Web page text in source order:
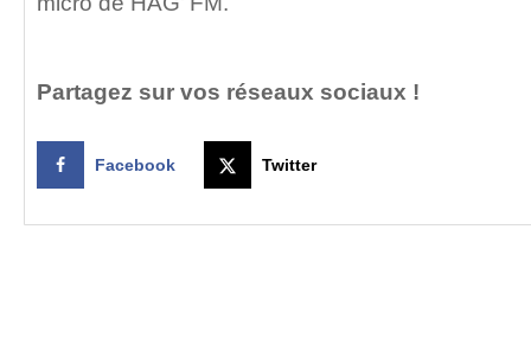
Partagez sur vos réseaux sociaux !
Facebook Twitter